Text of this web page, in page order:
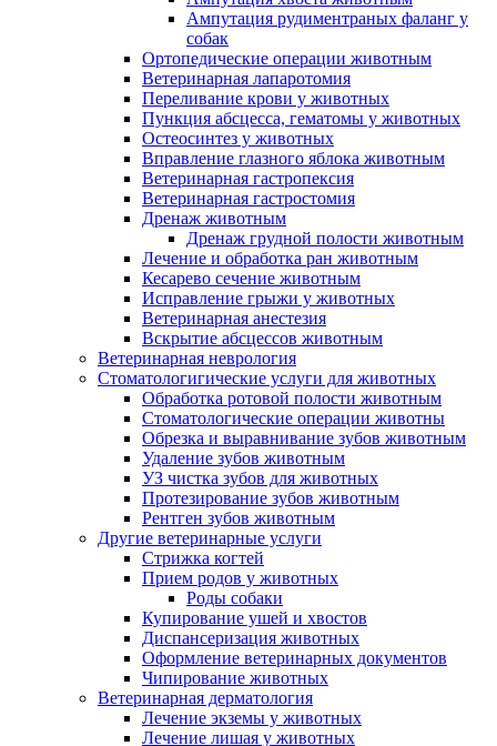
Ампутация рудиментраных фаланг у
собак
Ортопедические операции животным
Ветеринарная лапаротомия
Переливание крови у животных
Пункция абсцесса, гематомы у животных
Остеосинтез у животных
Вправление глазного яблока животным
Ветеринарная гастропексия
Ветеринарная гастростомия
Дренаж животным
Дренаж грудной полости животным
Лечение и обработка ран животным
Кесарево сечение животным
Исправление грыжи у животных
Ветеринарная анестезия
Вскрытие абсцессов животным
Ветеринарная неврология
Стоматологигические услуги для животных
Обработка ротовой полости животным
Стоматологические операции животны
Обрезка и выравнивание зубов животным
Удаление зубов животным
УЗ чистка зубов для животных
Протезирование зубов животным
Рентген зубов животным
Другие ветеринарные услуги
Стрижка когтей
Прием родов у животных
Роды собаки
Купирование ушей и хвостов
Диспансеризация животных
Оформление ветеринарных документов
Чипирование животных
Ветеринарная дерматология
Лечение экземы у животных
Лечение лишая у животных